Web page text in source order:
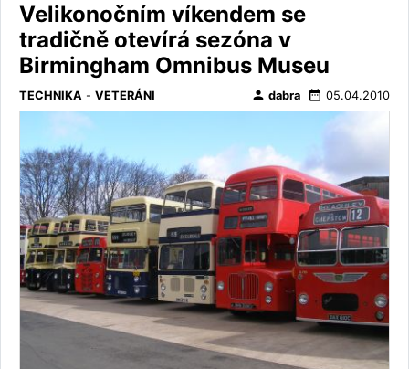
Velikonočním víkendem se
tradičně otevírá sezóna v
Birmingham Omnibus Museu
TECHNIKA - VETERÁNI person dabra date_range 05.04.2010